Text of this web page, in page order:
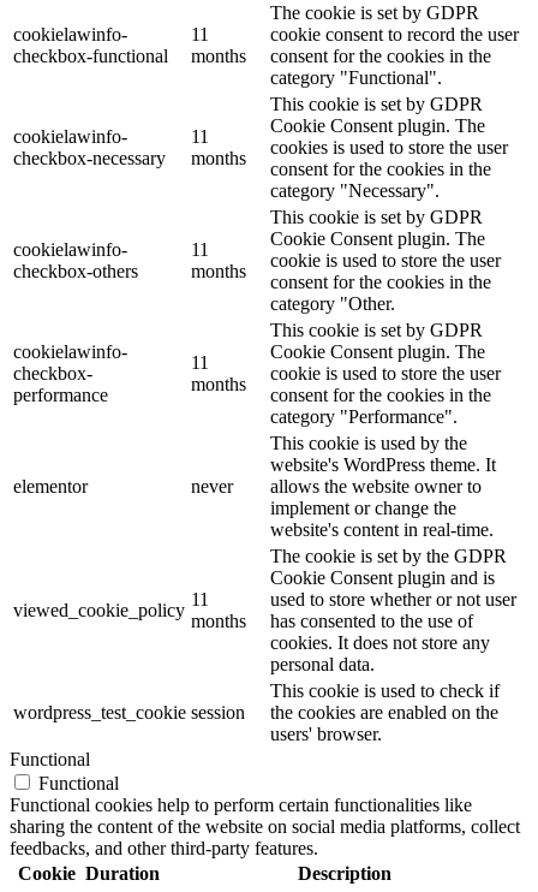
cookielawinfo-
checkbox-functional
11
months
The cookie is set by GDPR
cookie consent to record the user
consent for the cookies in the
category "Functional".
cookielawinfo-
checkbox-necessary
11
months
This cookie is set by GDPR
Cookie Consent plugin. The
cookies is used to store the user
consent for the cookies in the
category "Necessary".
cookielawinfo-
checkbox-others
11
months
This cookie is set by GDPR
Cookie Consent plugin. The
cookie is used to store the user
consent for the cookies in the
category "Other.
cookielawinfo-
checkbox-
performance
11
months
This cookie is set by GDPR
Cookie Consent plugin. The
cookie is used to store the user
consent for the cookies in the
category "Performance".
elementor never
This cookie is used by the
website's WordPress theme. It
allows the website owner to
implement or change the
website's content in real-time.
viewed_cookie_policy
11
months
The cookie is set by the GDPR
Cookie Consent plugin and is
used to store whether or not user
has consented to the use of
cookies. It does not store any
personal data.
wordpress_test_cookie session
This cookie is used to check if
the cookies are enabled on the
users' browser.
Functional
Functional
Functional cookies help to perform certain functionalities like
sharing the content of the website on social media platforms, collect
feedbacks, and other third-party features.
Cookie Duration
Description